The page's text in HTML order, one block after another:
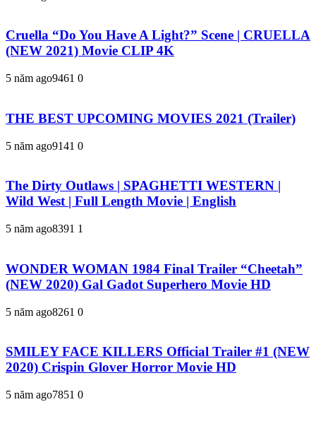
Cruella “Do You Have A Light?” Scene | CRUELLA
(NEW 2021) Movie CLIP 4K
5 năm ago9461 0
THE BEST UPCOMING MOVIES 2021 (Trailer)
5 năm ago9141 0
The Dirty Outlaws | SPAGHETTI WESTERN |
Wild West | Full Length Movie | English
5 năm ago8391 1
WONDER WOMAN 1984 Final Trailer “Cheetah”
(NEW 2020) Gal Gadot Superhero Movie HD
5 năm ago8261 0
SMILEY FACE KILLERS Official Trailer #1 (NEW
2020) Crispin Glover Horror Movie HD
5 năm ago7851 0